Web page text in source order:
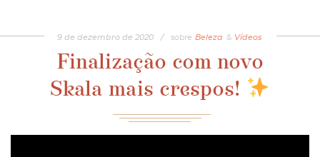
9 de dezembro de 2020 / sobre Beleza & Vídeos
Finalização com novo
Skala mais crespos!